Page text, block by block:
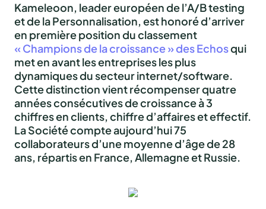
Kameleoon, leader européen de l’A/B testing
et de la Personnalisation, est honoré d’arriver
en première position du classement
« Champions de la croissance » des Echosqui
met en avant les entreprises les plus
dynamiques du secteur internet/software.
Cette distinction vient récompenser quatre
années consécutives de croissance à 3
chiffres en clients, chiffre d’affaires et effectif.
La Société compte aujourd’hui 75
collaborateurs d’une moyenne d’âge de 28
ans, répartis en France, Allemagne et Russie.